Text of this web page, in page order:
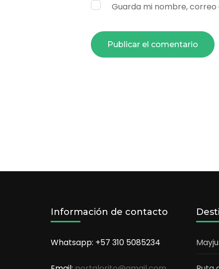
Guarda mi nombre,
Información de contacto
Whatsapp: +57 310 5085234 Mayju